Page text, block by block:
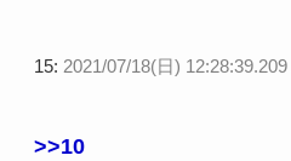
15: 2021/07/18(日) 12:28:39.209
>>10